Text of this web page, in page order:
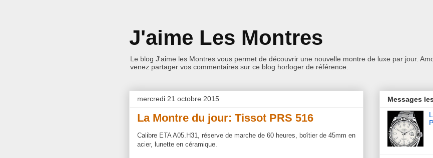
J'aime Les Montres
Le blog J'aime les Montres vous permet de découvrir une nouvelle montre de luxe par jour.
venez partager vos commentaires sur ce blog horloger de référence.
mercredi 21 octobre 2015
La Montre du jour: Tissot PRS 516
Calibre ETA A05.H31, réserve de marche de 60 heures, boîtier de 45mm en
acier, lunette en céramique.
Messages